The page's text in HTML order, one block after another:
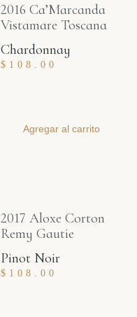
2016 Ca’Marcanda
Vistamare Toscana
Chardonnay
$ 108.00
Agregar al carrito
2017 Aloxe Corton
Remy Gautie
Pinot Noir
$ 108.00